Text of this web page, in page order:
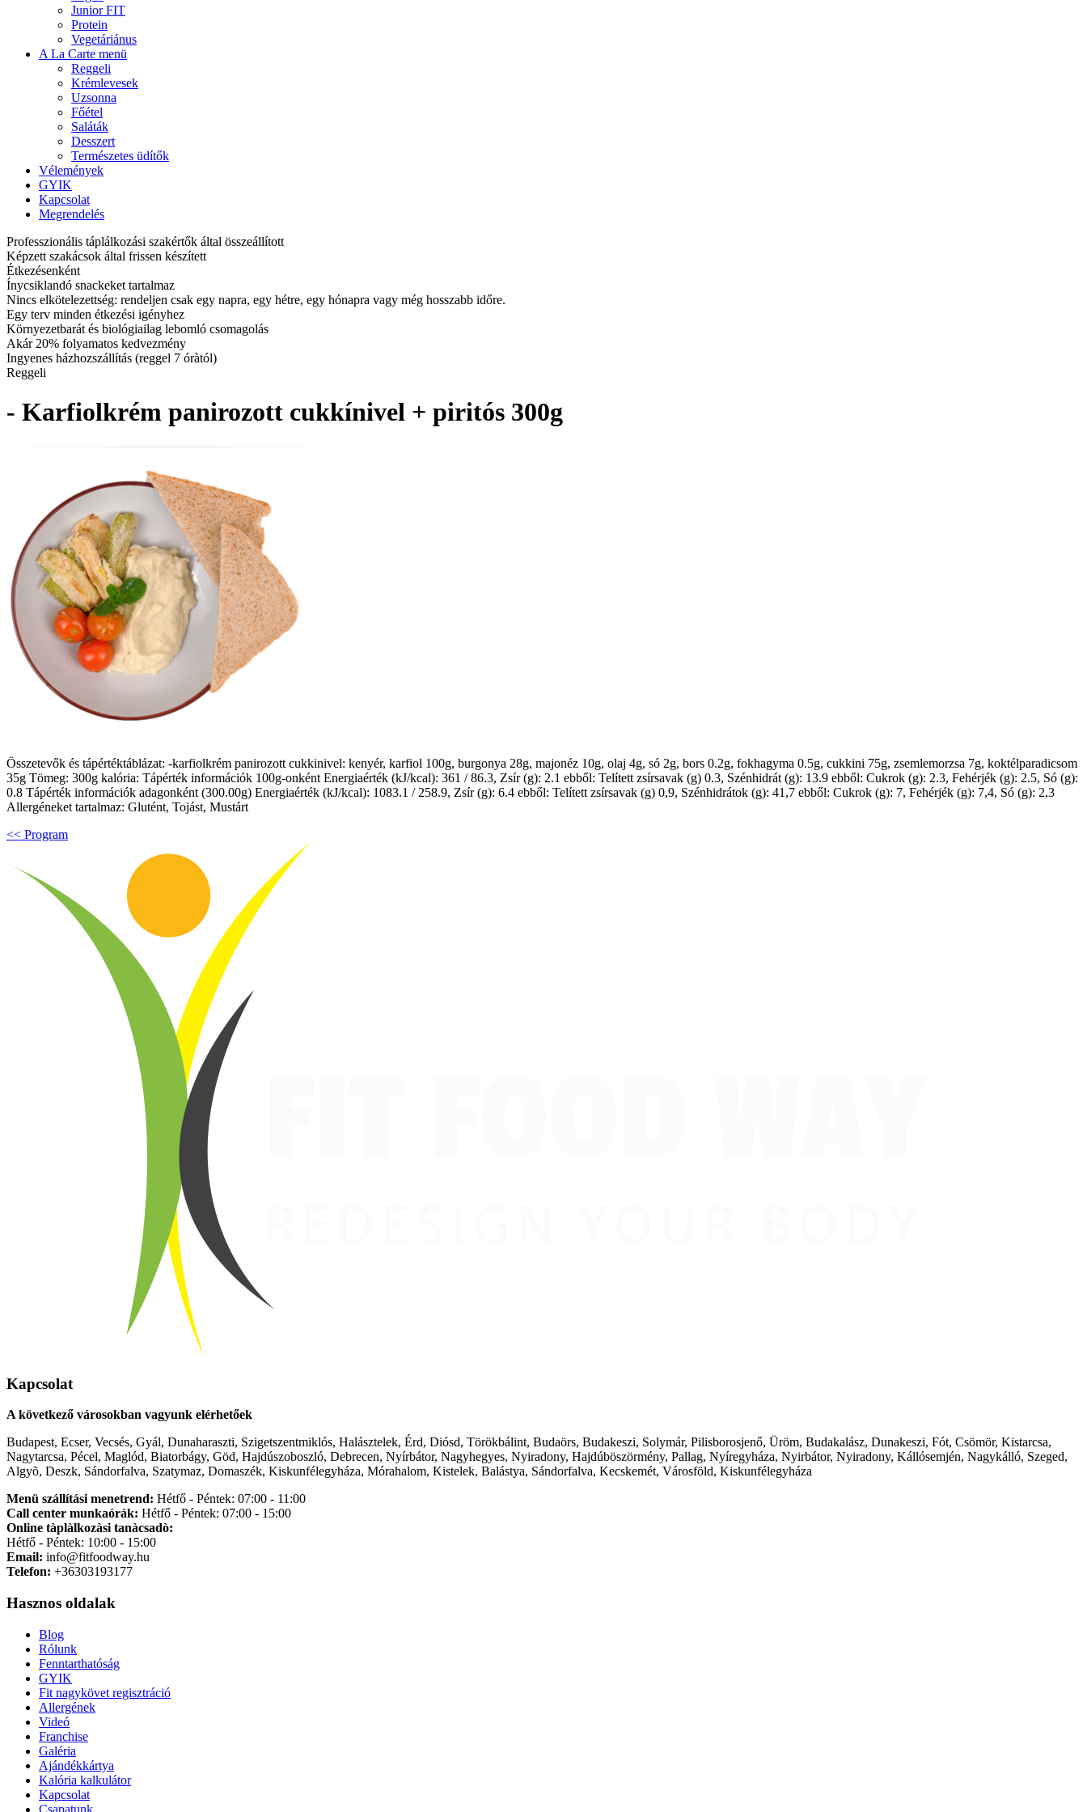
Junior FIT
Protein
Vegetáriánus
A La Carte menü
Reggeli
Krémlevesek
Uzsonna
Főétel
Saláták
Desszert
Természetes üdítők
Vélemények
GYIK
Kapcsolat
Megrendelés
Professzionális táplálkozási szakértők által összeállított
Képzett szakácsok által frissen készített
Étkezésenként
Ínycsiklandó snackeket tartalmaz
Nincs elkötelezettség: rendeljen csak egy napra, egy hétre, egy hónapra vagy még hosszabb időre.
Egy terv minden étkezési igényhez
Környezetbarát és biológiailag lebomló csomagolás
Akár 20% folyamatos kedvezmény
Ingyenes házhozszállítás (reggel 7 óràtól)
Reggeli
- Karfiolkrém panirozott cukkínivel + piritós 300g
Összetevők és tápértéktáblázat: -karfiolkrém panirozott cukkinivel: kenyér, karfiol 100g, burgonya 28g, majonéz 10g, olaj 4g, só 2g, bors 0.2g, fokhagyma 0.5g, cukkini 75g, zsemlemorzsa 7g, koktélparadicsom
35g Tömeg: 300g kalória: Tápérték információk 100g-onként Energiaérték (kJ/kcal): 361 / 86.3, Zsír (g): 2.1 ebből: Telített zsírsavak (g) 0.3, Szénhidrát (g): 13.9 ebből: Cukrok (g): 2.3, Fehérjék (g): 2.5, Só (g):
0.8 Tápérték információk adagonként (300.00g) Energiaérték (kJ/kcal): 1083.1 / 258.9, Zsír (g): 6.4 ebből: Telített zsírsavak (g) 0,9, Szénhidrátok (g): 41,7 ebből: Cukrok (g): 7, Fehérjék (g): 7,4, Só (g): 2,3
Allergéneket tartalmaz: Glutént, Tojást, Mustárt
<< Program
Kapcsolat
A következő városokban vagyunk elérhetőek
Budapest, Ecser, Vecsés, Gyál, Dunaharaszti, Szigetszentmiklós, Halásztelek, Érd, Diósd, Törökbálint, Budaörs, Budakeszi, Solymár, Pilisborosjenő, Üröm, Budakalász, Dunakeszi, Fót, Csömör, Kistarcsa,
Nagytarcsa, Pécel, Maglód, Biatorbágy, Göd, Hajdúszoboszló, Debrecen, Nyírbátor, Nagyhegyes, Nyiradony, Hajdúböszörmény, Pallag, Nyíregyháza, Nyirbátor, Nyiradony, Kállósemjén, Nagykálló, Szeged,
Algyõ, Deszk, Sándorfalva, Szatymaz, Domaszék, Kiskunfélegyháza, Mórahalom, Kistelek, Balástya, Sándorfalva, Kecskemét, Városföld, Kiskunfélegyháza
Menü szállítási menetrend: Hétfő - Péntek: 07:00 - 11:00
Call center munkaórák: Hétfő - Péntek: 07:00 - 15:00
Online tàplàlkozàsi tanàcsadò:
Hétfő - Péntek: 10:00 - 15:00
Email: info@fitfoodway.hu
Telefon: +36303193177
Hasznos oldalak
Blog
Rólunk
Fenntarthatóság
GYIK
Fit nagykövet regisztráció
Allergének
Videó
Franchise
Galéria
Ajándékkártya
Kalória kalkulátor
Kapcsolat
Csapatunk